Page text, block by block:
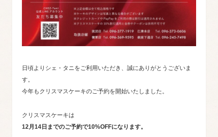
日頃よりシェ・タニをご利用いただき、誠にありがとうございま
す。
今年もクリスマスケーキのご予約を開始いたしました。
クリスマスケーキは
12月14日までのご予約で10%OFFになります。